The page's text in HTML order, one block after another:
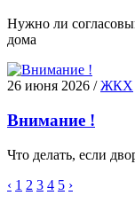
Нужно ли
дома
26 июня 2026 /ЖКХ
Внимание !
Что делать, если
‹ 1 2 3 4 5 ›